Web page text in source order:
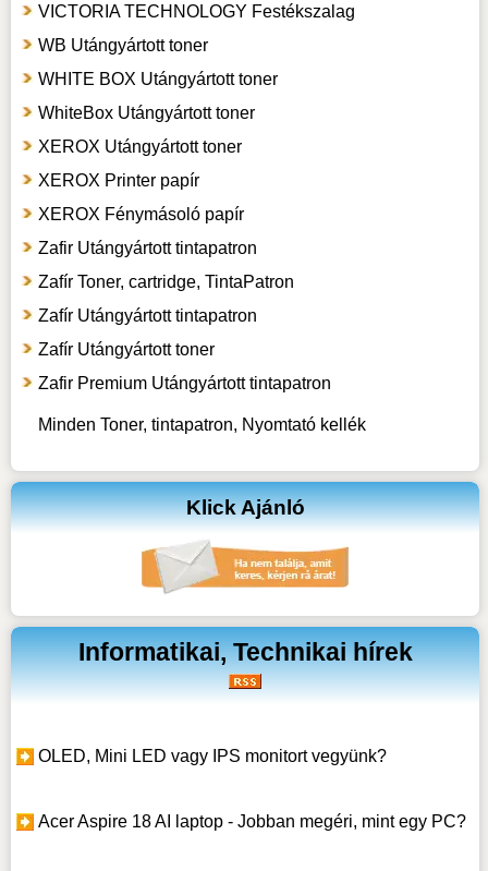
VICTORIA TECHNOLOGY Festékszalag
WB Utángyártott toner
WHITE BOX Utángyártott toner
WhiteBox Utángyártott toner
XEROX Utángyártott toner
XEROX Printer papír
XEROX Fénymásoló papír
Zafir Utángyártott tintapatron
Zafír Toner, cartridge, TintaPatron
Zafír Utángyártott tintapatron
Zafír Utángyártott toner
Zafir Premium Utángyártott tintapatron
Minden Toner, tintapatron, Nyomtató kellék
Klick Ajánló
Informatikai, Technikai hírek
OLED, Mini LED vagy IPS monitort vegyünk?
Acer Aspire 18 AI laptop - Jobban megéri, mint egy PC?